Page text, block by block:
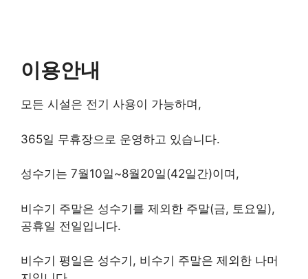
이용안내
모든 시설은 전기 사용이 가능하며,
365일 무휴장으로 운영하고 있습니다.
성수기는 7월10일~8월20일(42일간)이며,
비수기 주말은 성수기를 제외한 주말(금, 토요일),
공휴일 전일입니다.
비수기 평일은 성수기, 비수기 주말은 제외한 나머